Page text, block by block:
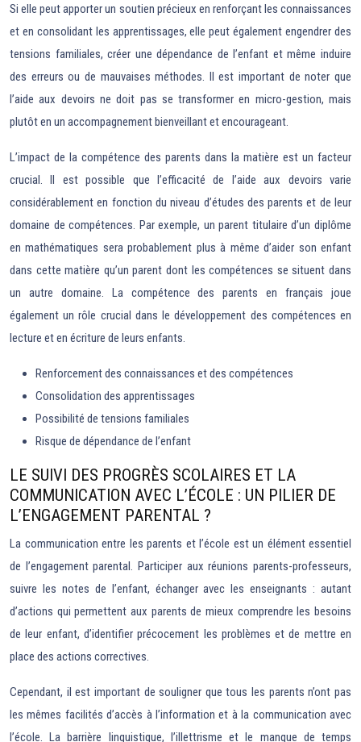
Si elle peut apporter un soutien précieux en renforçant les connaissances
et en consolidant les apprentissages, elle peut également engendrer des
tensions familiales, créer une dépendance de l’enfant et même induire
des erreurs ou de mauvaises méthodes. Il est important de noter que
l’aide aux devoirs ne doit pas se transformer en micro-gestion, mais
plutôt en un accompagnement bienveillant et encourageant.
L’impact de la compétence des parents dans la matière est un facteur
crucial. Il est possible que l’efficacité de l’aide aux devoirs varie
considérablement en fonction du niveau d’études des parents et de leur
domaine de compétences. Par exemple, un parent titulaire d’un diplôme
en mathématiques sera probablement plus à même d’aider son enfant
dans cette matière qu’un parent dont les compétences se situent dans
un autre domaine. La compétence des parents en français joue
également un rôle crucial dans le développement des compétences en
lecture et en écriture de leurs enfants.
Renforcement des connaissances et des compétences
Consolidation des apprentissages
Possibilité de tensions familiales
Risque de dépendance de l’enfant
LE SUIVI DES PROGRÈS SCOLAIRES ET LA
COMMUNICATION AVEC L’ÉCOLE : UN PILIER DE
L’ENGAGEMENT PARENTAL ?
La communication entre les parents et l’école est un élément essentiel
de l’engagement parental. Participer aux réunions parents-professeurs,
suivre les notes de l’enfant, échanger avec les enseignants : autant
d’actions qui permettent aux parents de mieux comprendre les besoins
de leur enfant, d’identifier précocement les problèmes et de mettre en
place des actions correctives.
Cependant, il est important de souligner que tous les parents n’ont pas
les mêmes facilités d’accès à l’information et à la communication avec
l’école. La barrière linguistique, l’illettrisme et le manque de temps